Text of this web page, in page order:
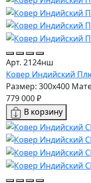
Арт. 2124нш
Ковер Индийский
Размер: 300x400
779 000 ₽
В корзину